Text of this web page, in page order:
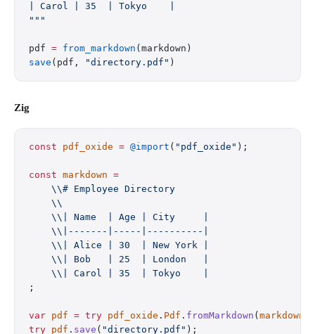
| Carol | 35  | Tokyo    |
"""
pdf = from_markdown (markdown)
save (pdf, "directory.pdf" )
Zig
const pdf_oxide = @import ( "pdf_oxide" );
const markdown =
    \\# Employee Directory
    \\
    \\| Name  | Age | City     |
    \\|-------|-----|----------|
    \\| Alice | 30  | New York |
    \\| Bob   | 25  | London   |
    \\| Carol | 35  | Tokyo    |
;
var pdf = try pdf_oxide . Pdf . fromMarkdown ( markdown
try pdf . save ( "directory.pdf" );